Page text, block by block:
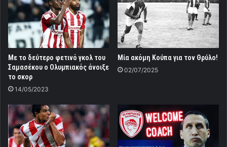
Με το δεύτερο φετινό γκολ του
Σαμασέκου ο Ολυμπιακός άνοιξε
το σκορ
14/05/2023
Μία ακόμη Κούπα για τον Θρύλο!
02/07/2025